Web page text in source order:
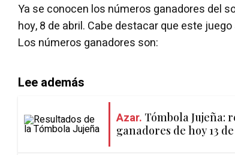
Ya se conocen los números ganadores del
hoy, 8 de abril. Cabe destacar que este
Los números ganadores son:
Lee además
Azar. Tómbola Jujeña:
ganadores de hoy 13